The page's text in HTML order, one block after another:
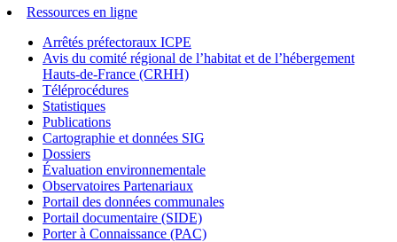
Ressources en ligne
Arrêtés préfectoraux ICPE
Avis du comité régional de l’habitat et de l’hébergement
Hauts-de-France (CRHH)
Téléprocédures
Statistiques
Publications
Cartographie et données SIG
Dossiers
Évaluation environnementale
Observatoires Partenariaux
Portail des données communales
Portail documentaire (SIDE)
Porter à Connaissance (PAC)